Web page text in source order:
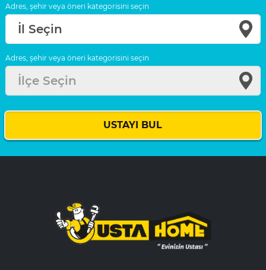
Adres, şehir veya öneri kategorisini seçin
İl Seçin
Adres, şehir veya öneri kategorisini seçin
İlçe Seçin
USTAYI BUL